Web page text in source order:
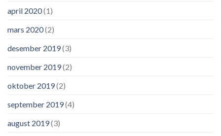
april 2020(1)
mars 2020(2)
desember 2019(3)
november 2019(2)
oktober 2019(2)
september 2019(4)
august 2019(3)